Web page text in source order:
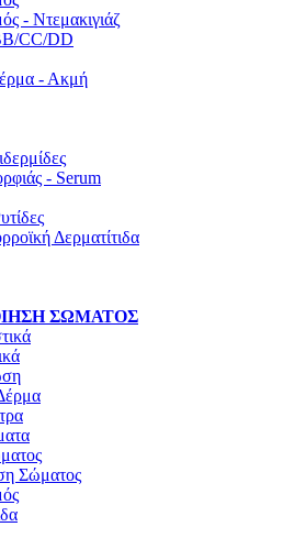
- Ντεμακιγιάζ
CC/DD
- Ακμή
- Serum
Δερματίτιδα
ΣΏΜΑΤΟΣ
Σώματος